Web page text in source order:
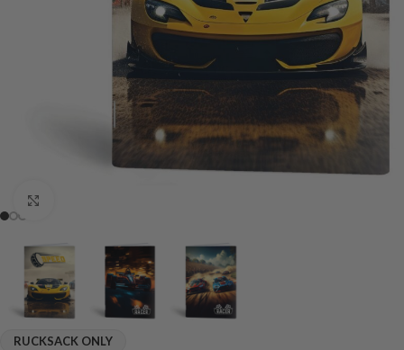
RUCKSACK ONLY